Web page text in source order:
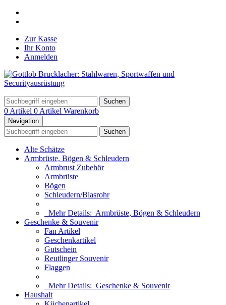
Zur Kasse
Ihr Konto
Anmelden
Suchen
0 Artikel 0 Artikel Warenkorb
Navigation
Suchen
Alte Schätze
Armbrüste, Bögen & Schleudern
Armbrust Zubehör
Armbrüste
Bögen
Schleudern/Blasrohr
Mehr Details: Armbrüste, Bögen & Schleudern
Geschenke & Souvenir
Fan Artikel
Geschenkartikel
Gutschein
Reutlinger Souvenir
Flaggen
Mehr Details: Geschenke & Souvenir
Haushalt